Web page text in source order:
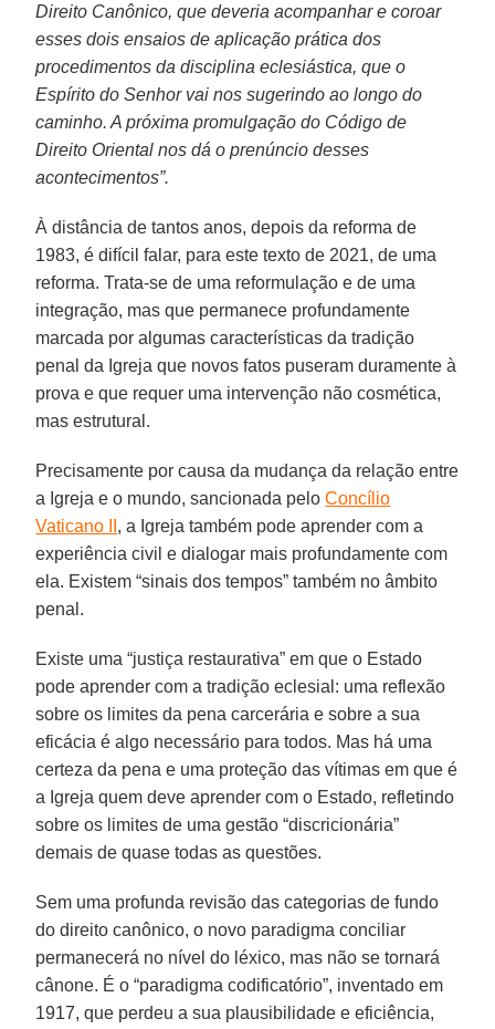
Direito Canônico, que deveria acompanhar e coroar
esses dois ensaios de aplicação prática dos
procedimentos da disciplina eclesiástica, que o
Espírito do Senhor vai nos sugerindo ao longo do
caminho. A próxima promulgação do Código de
Direito Oriental nos dá o prenúncio desses
acontecimentos”.
À distância de tantos anos, depois da reforma de
1983, é difícil falar, para este texto de 2021, de uma
reforma. Trata-se de uma reformulação e de uma
integração, mas que permanece profundamente
marcada por algumas características da tradição
penal da Igreja que novos fatos puseram duramente à
prova e que requer uma intervenção não cosmética,
mas estrutural.
Precisamente por causa da mudança da relação entre
a Igreja e o mundo, sancionada peloConcílio
Vaticano II , a Igreja também pode aprender com a
experiência civil e dialogar mais profundamente com
ela. Existem “sinais dos tempos” também no âmbito
penal.
Existe uma “justiça restaurativa” em que o Estado
pode aprender com a tradição eclesial: uma reflexão
sobre os limites da pena carcerária e sobre a sua
eficácia é algo necessário para todos. Mas há uma
certeza da pena e uma proteção das vítimas em que é
a Igreja quem deve aprender com o Estado, refletindo
sobre os limites de uma gestão “discricionária”
demais de quase todas as questões.
Sem uma profunda revisão das categorias de fundo
do direito canônico, o novo paradigma conciliar
permanecerá no nível do léxico, mas não se tornará
cânone. É o “paradigma codificatório”, inventado em
1917, que perdeu a sua plausibilidade e eficiência,